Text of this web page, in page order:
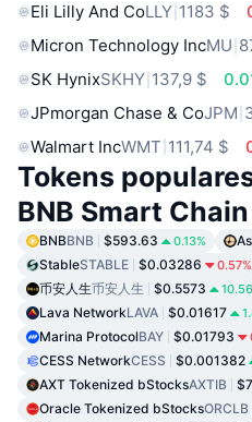
Eli Lilly And CoLLY 1183 $
Micron Technology IncMU
SK HynixSKHY 137,9 $
JPmorgan Chase & CoJPM
Walmart IncWMT 111,74 $
Tokens
BNB Smart
BNBBNB $593.63 0.13%
StableSTABLE $0.03286 0.57%
币安人生币安人生 $0.5573
Lava NetworkLAVA $0.01617
Marina ProtocolBAY $0.01793
CESS NetworkCESS $0.001382
AXT Tokenized bStocksAXTIB
Oracle Tokenized bStocksORCLB